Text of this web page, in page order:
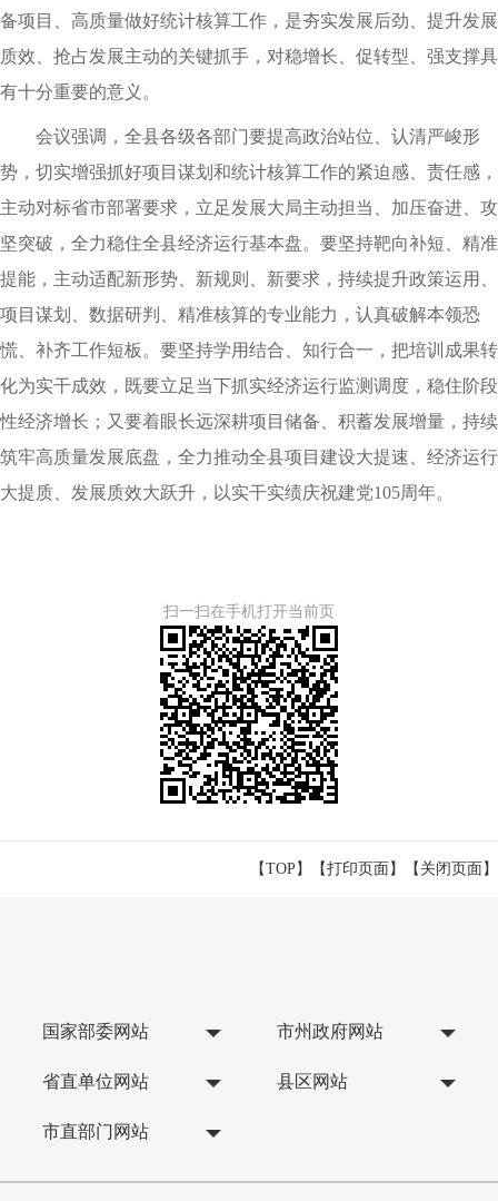
备项目、高质量做好统计核算工作，是夯实发展后劲、提升发展
质效、抢占发展主动的关键抓手，对稳增长、促转型、强支撑具
有十分重要的意义。
会议强调，全县各级各部门要提高政治站位、认清严峻形
势，切实增强抓好项目谋划和统计核算工作的紧迫感、责任感，
主动对标省市部署要求，立足发展大局主动担当、加压奋进、攻
坚突破，全力稳住全县经济运行基本盘。要坚持靶向补短、精准
提能，主动适配新形势、新规则、新要求，持续提升政策运用、
项目谋划、数据研判、精准核算的专业能力，认真破解本领恐
慌、补齐工作短板。要坚持学用结合、知行合一，把培训成果转
化为实干成效，既要立足当下抓实经济运行监测调度，稳住阶段
性经济增长；又要着眼长远深耕项目储备、积蓄发展增量，持续
筑牢高质量发展底盘，全力推动全县项目建设大提速、经济运行
大提质、发展质效大跃升，以实干实绩庆祝建党105周年。
扫一扫在手机打开当前页
【TOP】 【打印页面】【 关闭页面】
国家部委网站 市州政府网站
省直单位网站 县区网站
市直部门网站